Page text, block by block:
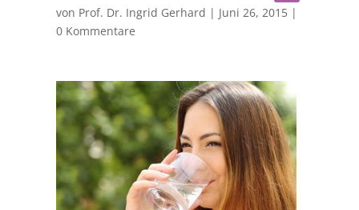
von Prof. Dr. Ingrid Gerhard | Juni 26, 2015|
0 Kommentare